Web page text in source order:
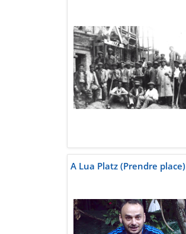
A Lua Platz (Prendre place)